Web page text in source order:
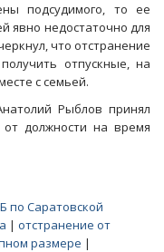
подсудимого, то ее
явно недостаточно для
что отстранение
отпускные, на
с семьей.
Рыблов принял
должности на время
по Саратовской
| отстранение от
размере |